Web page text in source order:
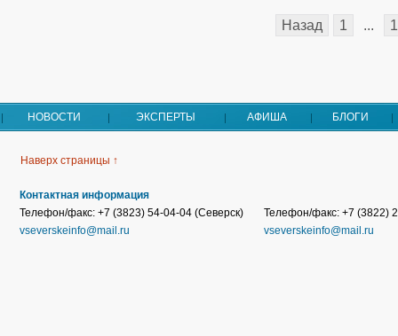
Назад 1 ...
НОВОСТИ ЭКСПЕРТЫ АФИША БЛОГИ
Наверх страницы ↑
Контактная информация
Телефон/факс: +7 (3823) 54-04-04 (Северск)
vseverskeinfo@mail.ru
Телефон/факс: +7 (3822)
vseverskeinfo@mail.ru